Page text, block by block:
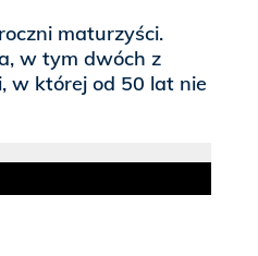
maturzyści.
w tym dwóch z
w której od 50 lat nie